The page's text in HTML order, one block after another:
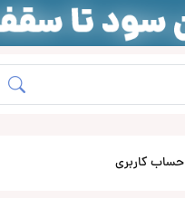
حساب کاربری